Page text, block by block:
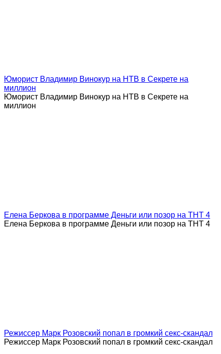
Юморист Владимир Винокур на НТВ в Секрете на
миллион
Юморист Владимир Винокур на НТВ в Секрете на
миллион
Елена Беркова в программе Деньги или позор на ТНТ 4
Елена Беркова в программе Деньги или позор на ТНТ 4
Режиссер Марк Розовский попал в громкий секс-скандал
Режиссер Марк Розовский попал в громкий секс-скандал